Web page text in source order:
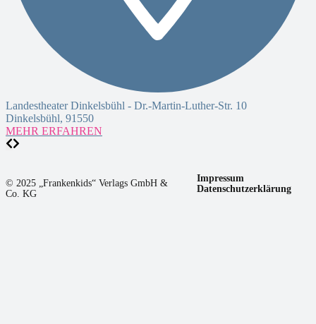
Landestheater Dinkelsbühl - Dr.-Martin-Luther-Str. 10
Dinkelsbühl, 91550
MEHR ERFAHREN
© 2025 „Frankenkids“ Verlags GmbH &
Co. KG
Impressum
Datenschutzerklärung